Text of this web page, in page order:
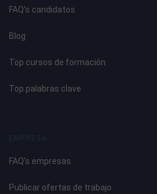
FAQ's candidatos
Blog
Top cursos de formación
Top palabras clave
FAQ's empresas
Publicar ofertas de trabajo